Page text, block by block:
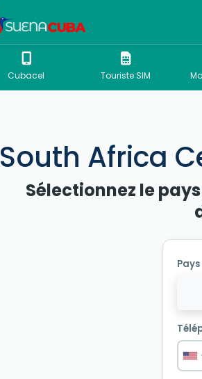
Cubacel Touriste SIM
South Africa
Sélectionnez le
Pays